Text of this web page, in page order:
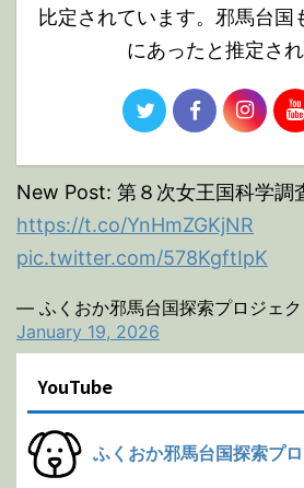
比定されています。邪馬台国
にあったと推定され
New Post: 第８次女王国科学調
https://t.co/YnHmZGKjNR
pic.twitter.com/578KgftIpK
— ふくおか邪馬台国探索プロジェ
January 19, 2026
YouTube
ふくおか邪馬台国探索プ